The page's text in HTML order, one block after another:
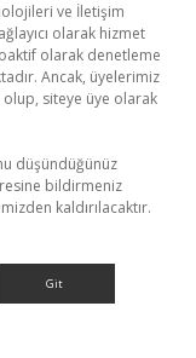
ve İletişim
olarak hizmet
olarak denetleme
Ancak, üyelerimiz
olup, siteye üye olarak
düşündüğünüz
bildirmeniz
kaldırılacaktır.